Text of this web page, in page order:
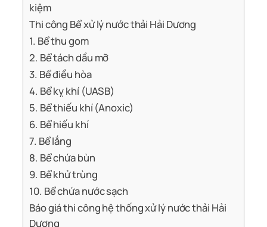
kiệm
Thi công Bể xử lý nước thải Hải Dương
1. Bể thu gom
2. Bể tách dầu mỡ
3. Bể điều hòa
4. Bể kỵ khí (UASB)
5. Bể thiếu khí (Anoxic)
6. Bể hiếu khí
7. Bể lắng
8. Bể chứa bùn
9. Bể khử trùng
10. Bể chứa nước sạch
Báo giá thi công hệ thống xử lý nước thải Hải
Dương